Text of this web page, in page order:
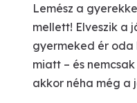
Lemész a
mellett! Elveszik a
gyermeked ér oda
miatt – és
akkor néha még a